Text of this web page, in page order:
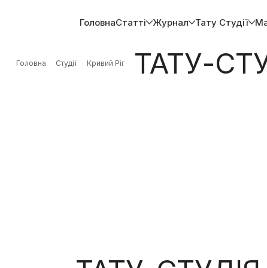
ГоловнаСтатті Журнал Тату Студії
Головна Студії Кривий Ріг ТАТУ-